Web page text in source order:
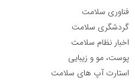
فناوری سلامت
گردشگری سلامت
اخبار نظام سلامت
پوست، مو و زیبایی
استارت آپ های سلامت